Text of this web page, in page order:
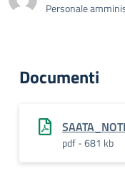
Personale
Documenti
pdf - 681 kb